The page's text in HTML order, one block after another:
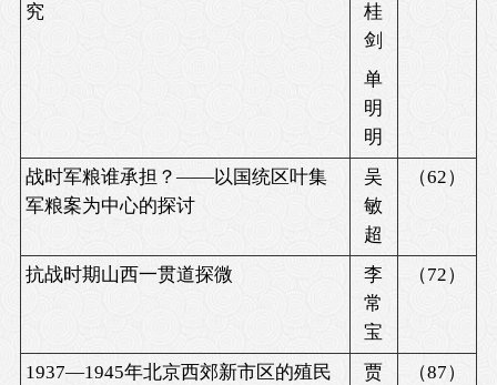
究
桂
剑
单
明
明
战时军粮谁承担？——以国统区叶集
军粮案为中心的探讨
吴
敏
超
（62）
抗战时期山西一贯道探微
李
常
宝
（72）
1937—1945年北京西郊新市区的殖民
贾
（87）